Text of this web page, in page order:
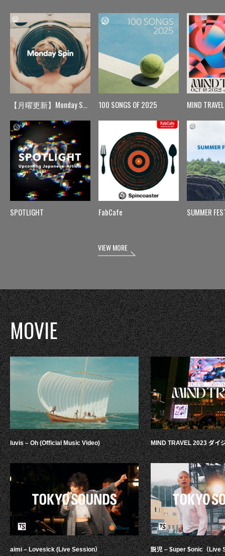
【月曜更新】Monday Spin
SPOTLIGHT
100 SONGS OF 2025
FabCafe
MIND TRAVEL
SUMMER
VIEW MORE
MOVIE
luvis – Oh (Official Music Video)
aimi – Lovesick (Live Session）
MIND TRAVEL 2023 ダイ
鋭児 – $uper $onic（Live